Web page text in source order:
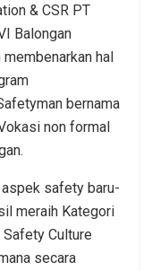
& CSR PT
Balongan
hal
bernama
non formal
aspek safety baru-
meraih Kategori
Culture
secara